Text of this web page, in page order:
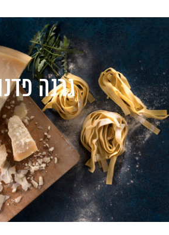
הַמְּסַיַּעַת
תַּפְרִיט
הֵנְּגִישׁוּת
לְחַץ
ALT+0
גרנה